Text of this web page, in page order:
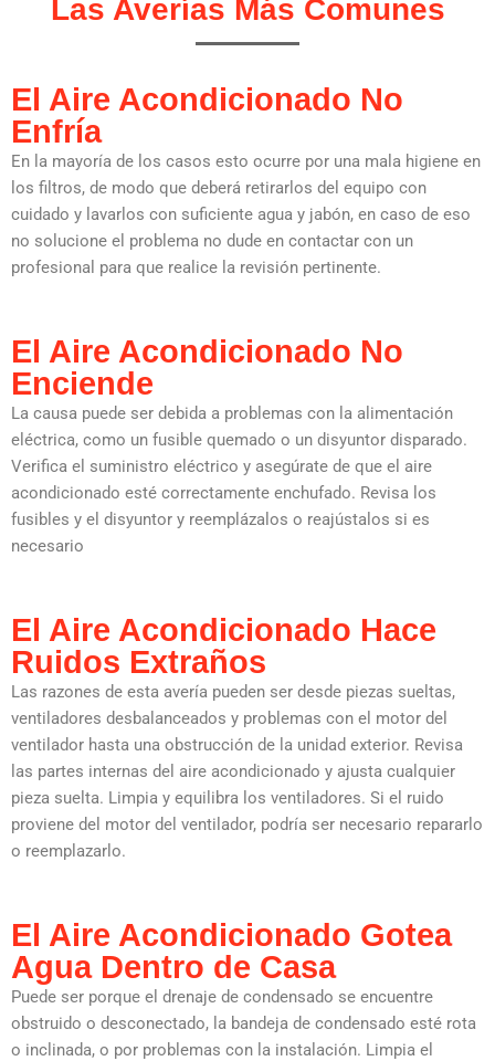
Las Averías Más Comunes
El Aire Acondicionado No
Enfría
En la mayoría de los casos esto ocurre por una mala higiene en
los filtros, de modo que deberá retirarlos del equipo con
cuidado y lavarlos con suficiente agua y jabón, en caso de eso
no solucione el problema no dude en contactar con un
profesional para que realice la revisión pertinente.
El Aire Acondicionado No
Enciende
La causa puede ser debida a problemas con la alimentación
eléctrica, como un fusible quemado o un disyuntor disparado.
Verifica el suministro eléctrico y asegúrate de que el aire
acondicionado esté correctamente enchufado. Revisa los
fusibles y el disyuntor y reemplázalos o reajústalos si es
necesario
El Aire Acondicionado Hace
Ruidos Extraños
Las razones de esta avería pueden ser desde piezas sueltas,
ventiladores desbalanceados y problemas con el motor del
ventilador hasta una obstrucción de la unidad exterior. Revisa
las partes internas del aire acondicionado y ajusta cualquier
pieza suelta. Limpia y equilibra los ventiladores. Si el ruido
proviene del motor del ventilador, podría ser necesario repararlo
o reemplazarlo.
El Aire Acondicionado Gotea
Agua Dentro de Casa
Puede ser porque el drenaje de condensado se encuentre
obstruido o desconectado, la bandeja de condensado esté rota
o inclinada, o por problemas con la instalación. Limpia el